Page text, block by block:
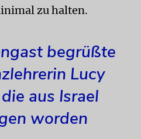
zu halten.
begrüßte
Lucy
aus Israel
worden